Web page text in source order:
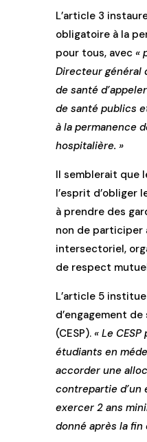
L’article 3
obligatoire à la
pour tous, avec «
Directeur général
de santé
de santé publics
à la permanence
hospitalière. »
Il semblerait que
l’esprit d’obliger
à prendre des
non de participer
intersectoriel,
de respect
L’article 5
d’engagement
(CESP). « Le
étudiants en
accorder une
contrepartie d’un
exercer 2 ans
donné après la fin